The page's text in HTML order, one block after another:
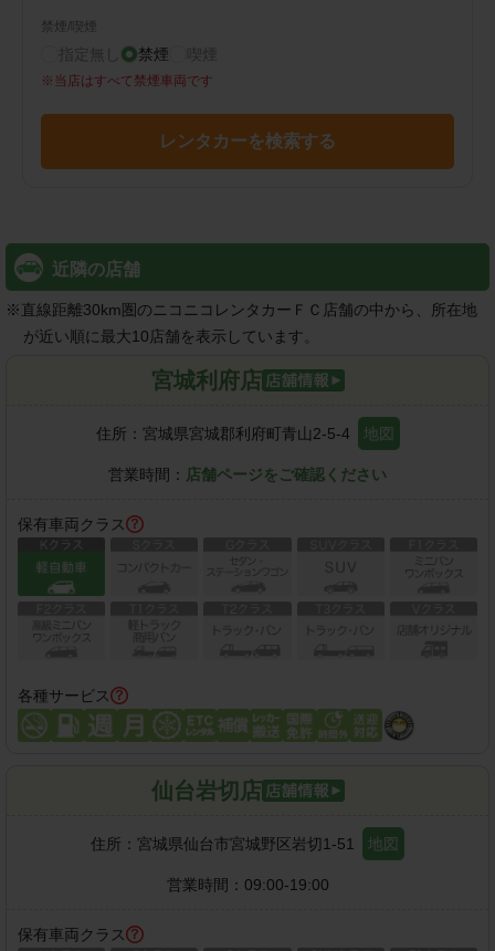
禁煙/喫煙
指定無し 禁煙 喫煙
※ 当店はすべて禁煙車両です
レンタカーを検索する
近隣の店舗
※直線距離30km圏のニコニコレンタカーＦＣ店舗の中から、所在地
が近い順に最大10店舗を表示しています。
宮城利府店
住所： 宮城県宮城郡利府町青山2-5-4 地図
営業時間： 店舗ページをご確認ください
保有車両クラス
各種サービス
仙台岩切店
住所： 宮城県仙台市宮城野区岩切1-51 地図
営業時間： 09:00-19:00
保有車両クラス